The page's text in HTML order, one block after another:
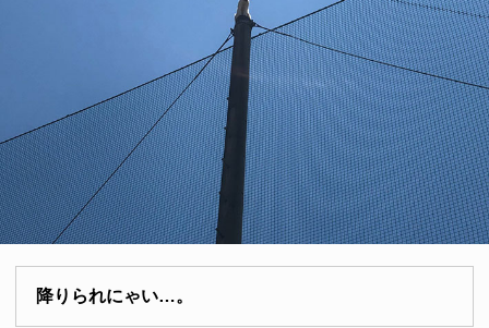
降りられにゃい…。